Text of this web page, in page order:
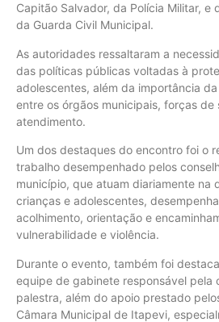
Capitão Salvador, da Polícia Militar, e
da Guarda Civil Municipal.
As autoridades ressaltaram a
das políticas públicas voltadas à
adolescentes, além da importância
entre os órgãos municipais, forças
atendimento.
Um dos destaques do encontro foi o
trabalho desempenhado pelos
município, que atuam diariamente na
crianças e adolescentes,
acolhimento, orientação e
vulnerabilidade e violência.
Durante o evento, também foi
equipe de gabinete responsável pela
palestra, além do apoio prestado
Câmara Municipal de Itapevi,